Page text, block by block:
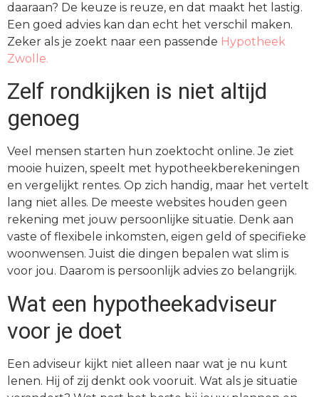
daaraan? De keuze is reuze, en dat maakt het lastig.
Een goed advies kan dan echt het verschil maken.
Zeker als je zoekt naar een passende Hypotheek
Zwolle.
Zelf rondkijken is niet altijd
genoeg
Veel mensen starten hun zoektocht online. Je ziet
mooie huizen, speelt met hypotheekberekeningen
en vergelijkt rentes. Op zich handig, maar het vertelt
lang niet alles. De meeste websites houden geen
rekening met jouw persoonlijke situatie. Denk aan
vaste of flexibele inkomsten, eigen geld of specifieke
woonwensen. Juist die dingen bepalen wat slim is
voor jou. Daarom is persoonlijk advies zo belangrijk.
Wat een hypotheekadviseur
voor je doet
Een adviseur kijkt niet alleen naar wat je nu kunt
lenen. Hij of zij denkt ook vooruit. Wat als je situatie